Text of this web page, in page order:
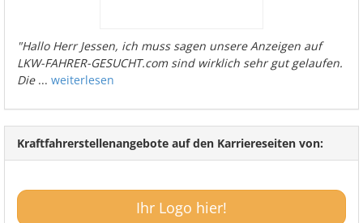
"Hallo Herr Jessen, ich muss sagen unsere Anzeigen auf
LKW-FAHRER-GESUCHT.com sind wirklich sehr gut gelaufen.
Die... weiterlesen
Kraftfahrerstellenangebote auf den Karriereseiten von:
Ihr Logo hier!